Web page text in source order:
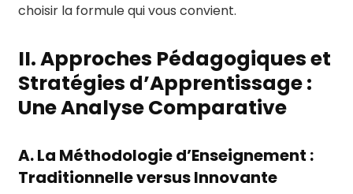
choisir la formule qui vous convient.
II. Approches Pédagogiques et
Stratégies d’Apprentissage :
Une Analyse Comparative
A. La Méthodologie d’Enseignement :
Traditionnelle versus Innovante